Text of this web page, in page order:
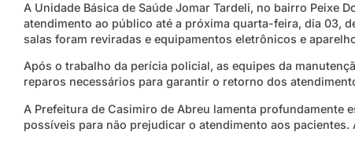
A Unidade Básica de Saúde Jomar Tardeli, no bairro Peixe
atendimento ao público até a próxima quarta-feira, dia 03,
salas foram reviradas e equipamentos eletrônicos e
Após o trabalho da perícia policial, as equipes da
reparos necessários para garantir o retorno dos
A Prefeitura de Casimiro de Abreu lamenta profundamente
possíveis para não prejudicar o atendimento aos